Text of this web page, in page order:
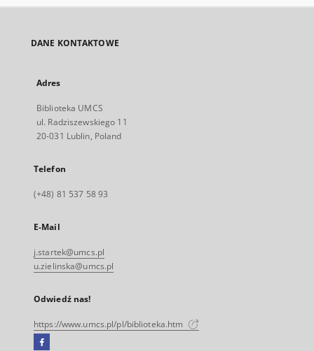
DANE KONTAKTOWE
Adres
Biblioteka UMCS
ul. Radziszewskiego 11
20-031 Lublin, Poland
Telefon
(+48) 81 537 58 93
E-Mail
j.startek@umcs.pl
u.zielinska@umcs.pl
Odwiedź nas!
https://www.umcs.pl/pl/biblioteka.htm
Facebook